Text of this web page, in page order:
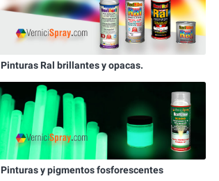
Pinturas Ral brillantes y opacas.
Pinturas y pigmentos fosforescentes